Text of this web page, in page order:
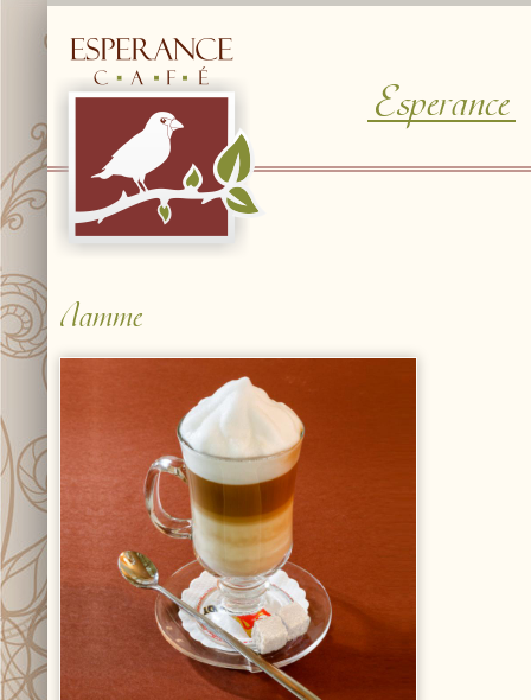
Esperance
© Free Joomla! 3 Modules- byVinaGecko.com
Латте